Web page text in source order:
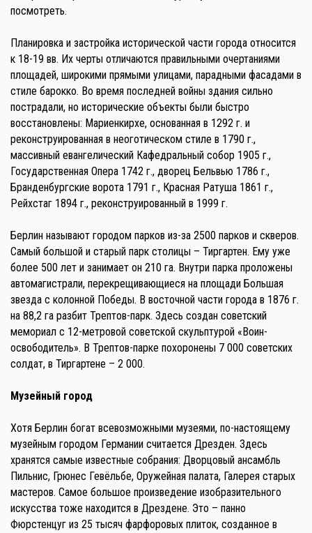
посмотреть.
Планировка и застройка исторической части города относится
к 18-19 вв. Их черты отличаются правильными очертаниями
площадей, широкими прямыми улицами, парадными фасадами в
стиле барокко. Во время последней войны здания сильно
пострадали, но исторические объекты были быстро
восстановлены: Мариенкирхе, основанная в 1292 г. и
реконструированная в неоготическом стиле в 1790 г.,
массивный евангелический Кафедральный собор 1905 г.,
Государственная Опера 1742 г., дворец Бельвью 1786 г.,
Бранденбургские ворота 1791 г., Красная Ратуша 1861 г.,
Рейхстаг 1894 г., реконструированный в 1999 г.
Берлин называют городом парков из-за 2500 парков и скверов.
Самый большой и старый парк столицы – Тиргартен. Ему уже
более 500 лет и занимает он 210 га. Внутри парка проложены
автомагистрали, перекрещивающиеся на площади Большая
звезда с колонной Победы. В восточной части города в 1876 г.
на 88,2 га разбит Трептов-парк. Здесь создан советский
мемориал с 12-метровой советской скульптурой «Воин-
освободитель». В Трептов-парке похоронены 7 000 советских
солдат, в Тиргартене – 2 000.
Музейный город
Хотя Берлин богат всевозможными музеями, по-настоящему
музейным городом Германии считается Дрезден. Здесь
хранятся самые известные собрания: Дворцовый ансамбль
Пильнис, Грюнес Гевёльбе, Оружейная палата, Галерея старых
мастеров. Самое большое произведение изобразительного
искусства тоже находится в Дрездене. Это – панно
Фюрстенцуг из 25 тысяч фарфоровых плиток, созданное в